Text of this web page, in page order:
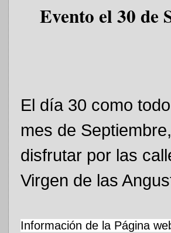
Evento el 30 de
El día 30 como
mes de
disfrutar por las
Virgen de las
Información de la Página